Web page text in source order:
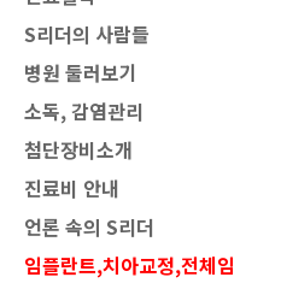
S리더의 사람들
병원 둘러보기
소독, 감염관리
첨단장비소개
진료비 안내
언론 속의 S리더
임플란트,치아교정,전체임